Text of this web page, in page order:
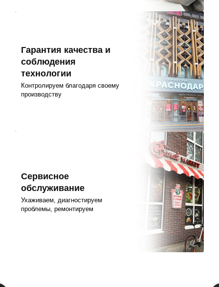
Гарантия качества и
соблюдения
технологии
Контролируем благодаря своему
производству
Сервисное
обслуживание
Ухаживаем, диагностируем
проблемы, ремонтируем